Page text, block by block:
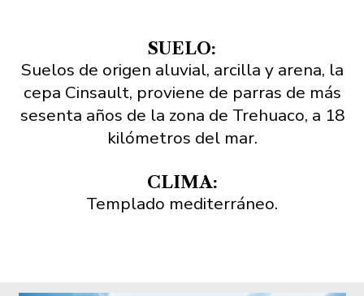
SUELO:
Suelos de origen aluvial, arcilla y arena, la
cepa Cinsault, proviene de parras de más
sesenta años de la zona de Trehuaco, a 18
kilómetros del mar.
CLIMA:
Templado mediterráneo.